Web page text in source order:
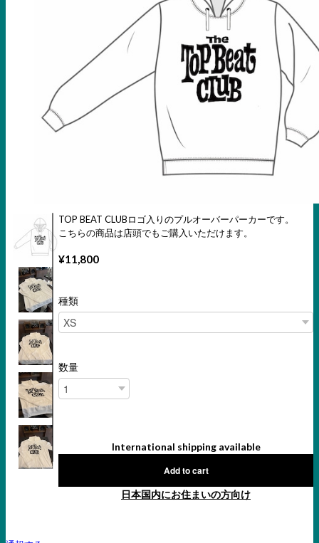
TOP BEAT CLUBロゴ入りのプルオーバーパーカーです。
こちらの商品は店頭でもご購入いただけます。
¥11,800
種類
数量
International shipping available
Add to cart
日本国内にお住まいの方向け